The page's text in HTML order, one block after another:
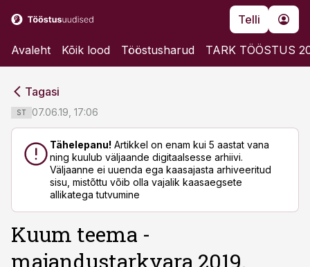
Telli
Avaleht Kõik lood Tööstusharud TARK TÖÖSTUS
Tagasi
ST 07.06.19, 17:06
Tähelepanu! Artikkel on enam kui 5 aastat vana
ning kuulub väljaande digitaalsesse arhiivi.
Väljaanne ei uuenda ega kaasajasta arhiveeritud
sisu, mistõttu võib olla vajalik kaasaegsete
allikatega tutvumine
Kuum teema -
majandustarkvara 2019.